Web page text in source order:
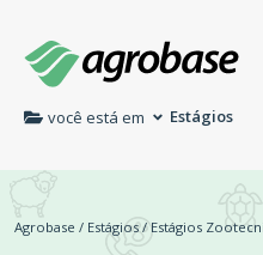
você está em Estágios
Agrobase / Estágios/ Estágios